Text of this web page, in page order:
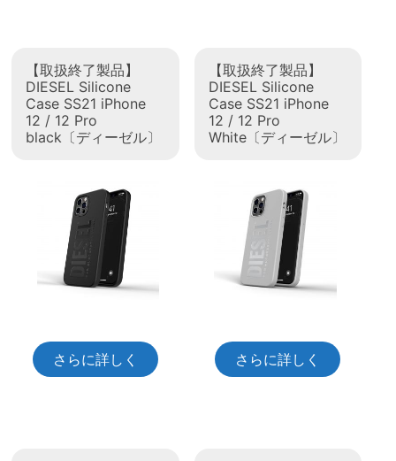
【取扱終了製品】
DIESEL Silicone
Case SS21 iPhone
12 / 12 Pro
black〔ディーゼル〕
さらに詳しく
【取扱終了製品】
DIESEL Silicone
Case SS21 iPhone
12 / 12 Pro
White〔ディーゼル〕
さらに詳しく